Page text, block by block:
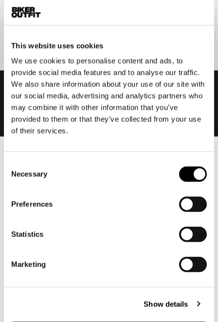
This website uses cookies
We use cookies to personalise content and ads, to
provide social media features and to analyse our traffic.
We also share information about your use of our site with
our social media, advertising and analytics partners who
may combine it with other information that you’ve
provided to them or that they’ve collected from your use
of their services.
Selection
Necessary
Preferences
Statistics
Marketing
Show details
Motorkleding heren
Motorbroek heren
Motorhelm heren